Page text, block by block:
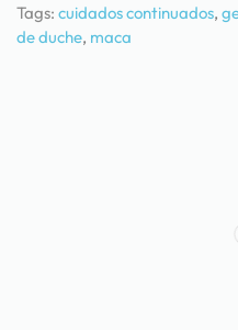
Tags: cuidados continuados,
de duche, maca